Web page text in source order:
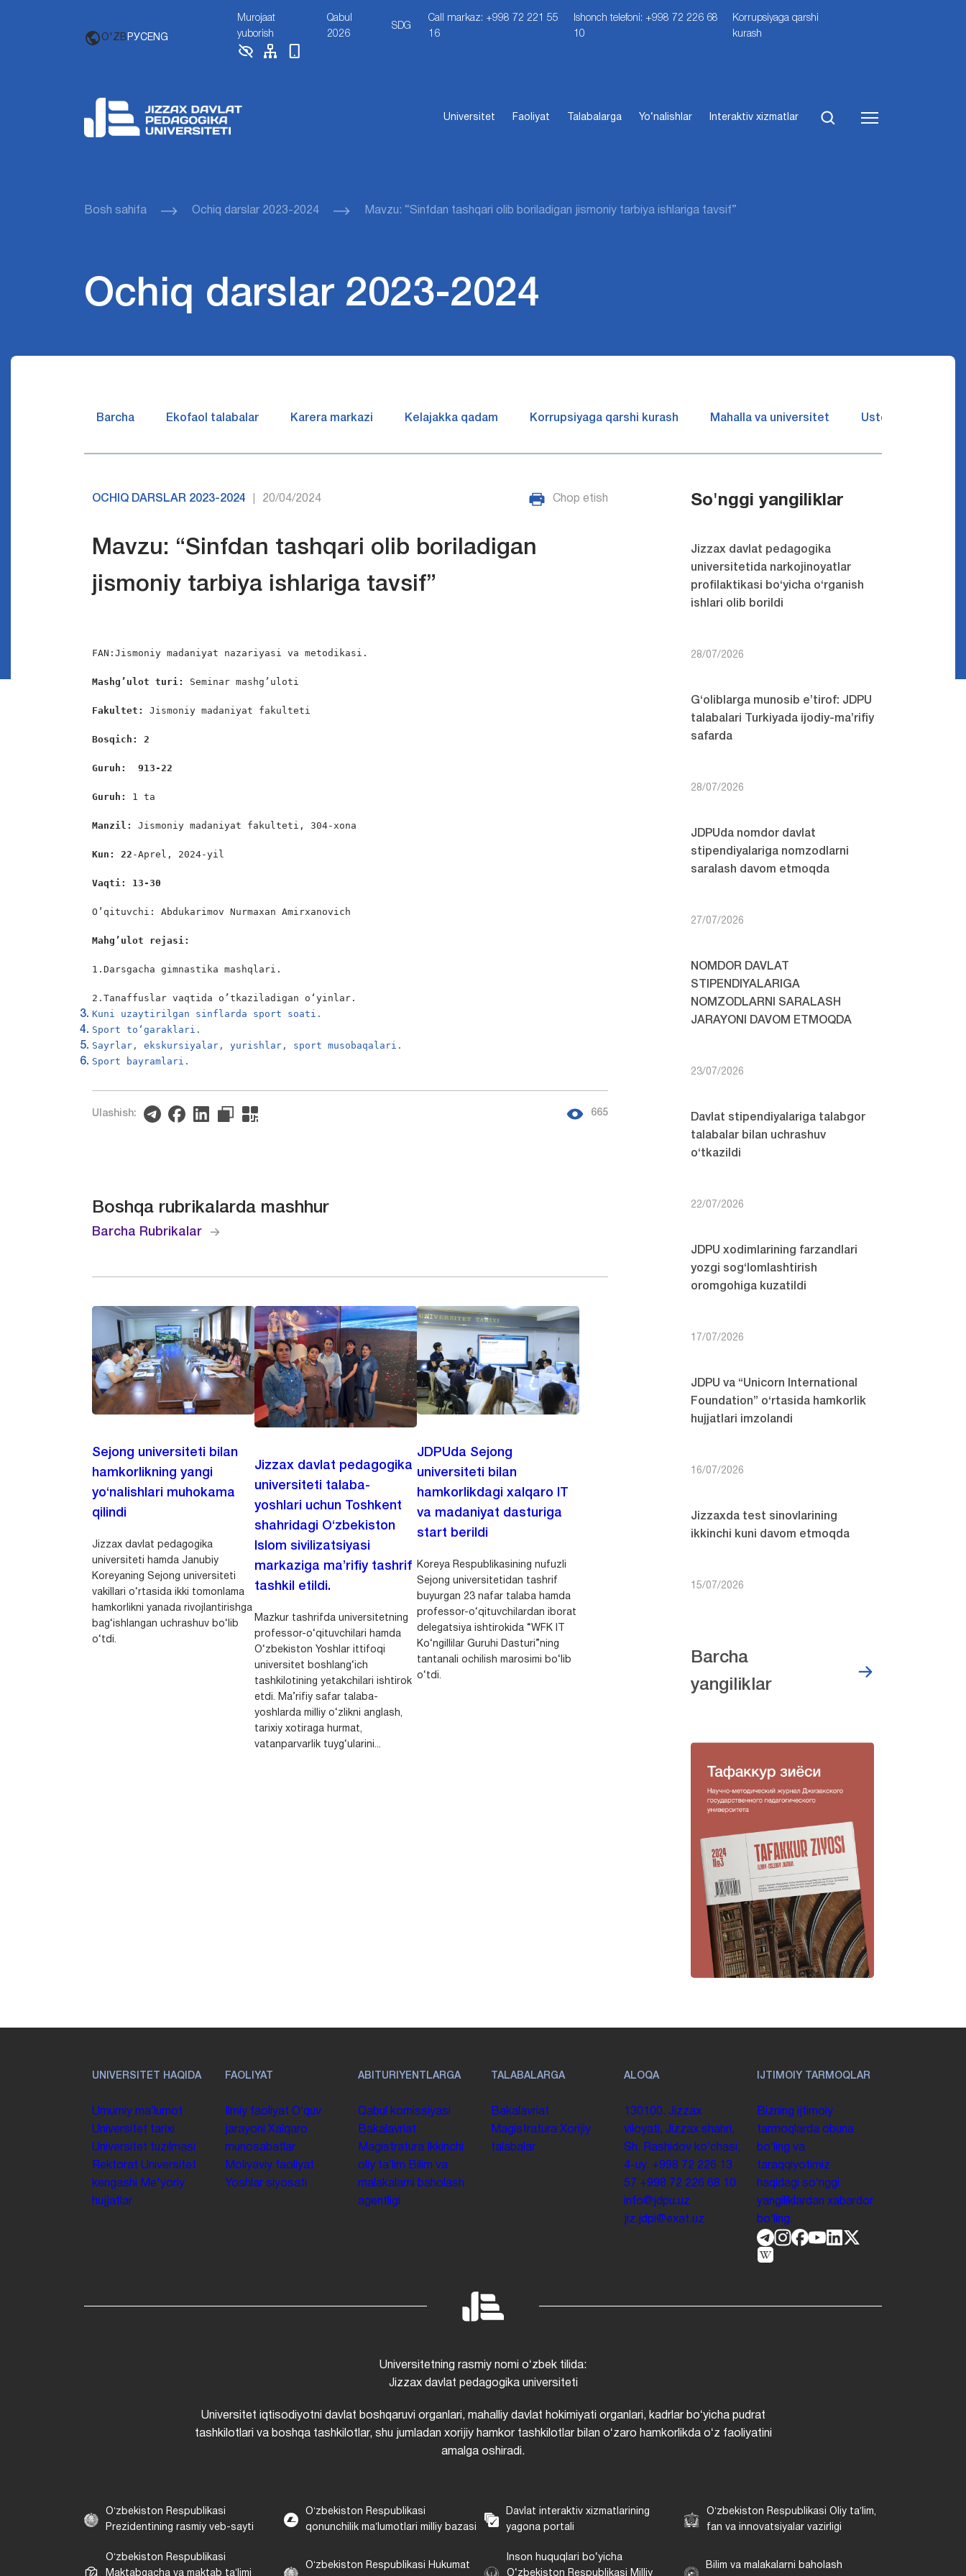
O'ZB РУСENG
Murojaat
yuborish
Qabul
2026
SDG
Call markaz: +998 72 221 55
16
Ishonch telefoni: +998 72 226 68
10
Korrupsiyaga qarshi
kurash
Universitet Faoliyat Talabalarga Yo‘nalishlar Interaktiv xizmatlar
Bosh sahifa Ochiq darslar 2023-2024 Mavzu: “Sinfdan tashqari olib boriladigan jismoniy tarbiya ishlariga tavsif”
Ochiq darslar 2023-2024
Barcha Ekofaol talabalar Karera markazi Kelajakka qadam Korrupsiyaga qarshi kurash Mahalla va universitet Ustozlar suhbatin
OCHIQ DARSLAR 2023-2024 20/04/2024 Chop etish
Mavzu: “Sinfdan tashqari olib boriladigan
jismoniy tarbiya ishlariga tavsif”
FAN:Jismoniy madaniyat nazariyasi va metodikasi.
Mashg’ulot turi: Seminar mashg’uloti
Fakultet: Jismoniy madaniyat fakulteti
Bosqich: 2
Guruh:  913-22
Guruh: 1 ta
Manzil: Jismoniy madaniyat fakulteti, 304-xona
Kun: 22 -Aprel, 2024-yil
Vaqti: 13-30
O’qituvchi: Abdukarimov Nurmaxan Amirxanovich
Mahg’ulot rejasi:
1.Darsgacha gimnastika mashqlari.
2.Tanaffuslar vaqtida o’tkaziladigan o‘yinlar.
Kuni uzaytirilgan sinflarda sport soati.
Sport to‘garaklari.
Sayrlar, ekskursiyalar, yurishlar, sport musobaqalari.
Sport bayramlari.
Ulashish: 665
Boshqa rubrikalarda mashhur
Barcha Rubrikalar
Sejong universiteti bilan
hamkorlikning yangi
yo‘nalishlari muhokama
qilindi
Jizzax davlat pedagogika
universiteti hamda Janubiy
Koreyaning Sejong universiteti
vakillari o‘rtasida ikki tomonlama
hamkorlikni yanada rivojlantirishga
bag‘ishlangan uchrashuv bo‘lib
o‘tdi.
Jizzax davlat pedagogika
universiteti talaba-
yoshlari uchun Toshkent
shahridagi O‘zbekiston
Islom sivilizatsiyasi
markaziga ma’rifiy tashrif
tashkil etildi.
Mazkur tashrifda universitetning
professor-o‘qituvchilari hamda
O‘zbekiston Yoshlar ittifoqi
universitet boshlang‘ich
tashkilotining yetakchilari ishtirok
etdi. Ma’rifiy safar talaba-
yoshlarda milliy o‘zlikni anglash,
tarixiy xotiraga hurmat,
vatanparvarlik tuyg‘ularini...
JDPUda Sejong
universiteti bilan
hamkorlikdagi xalqaro IT
va madaniyat dasturiga
start berildi
Koreya Respublikasining nufuzli
Sejong universitetidan tashrif
buyurgan 23 nafar talaba hamda
professor-o‘qituvchilardan iborat
delegatsiya ishtirokida “WFK IT
Ko‘ngillilar Guruhi Dasturi”ning
tantanali ochilish marosimi bo‘lib
o‘tdi.
So'nggi yangiliklar
Jizzax davlat pedagogika
universitetida narkojinoyatlar
profilaktikasi bo‘yicha o‘rganish
ishlari olib borildi
28/07/2026
G‘oliblarga munosib e’tirof: JDPU
talabalari Turkiyada ijodiy-ma’rifiy
safarda
28/07/2026
JDPUda nomdor davlat
stipendiyalariga nomzodlarni
saralash davom etmoqda
27/07/2026
NOMDOR DAVLAT
STIPENDIYALARIGA
NOMZODLARNI SARALASH
JARAYONI DAVOM ETMOQDA
23/07/2026
Davlat stipendiyalariga talabgor
talabalar bilan uchrashuv
o‘tkazildi
22/07/2026
JDPU xodimlarining farzandlari
yozgi sog‘lomlashtirish
oromgohiga kuzatildi
17/07/2026
JDPU va “Unicorn International
Foundation” o‘rtasida hamkorlik
hujjatlari imzolandi
16/07/2026
Jizzaxda test sinovlarining
ikkinchi kuni davom etmoqda
15/07/2026
Barcha
yangiliklar
UNIVERSITET HAQIDA
Umumiy maʼlumot
Universitet tarixi
Universitet tuzilmasi
Rektorat Universitet
kengashi
Me'yoriy
hujjatlar
FAOLIYAT
Ilmiy faoliyat Oʻquv
jarayoni Xalqaro
munosabatlar
Moliyaviy faoliyat
Yoshlar siyosati
ABITURIYENTLARGA
Qabul komissiyasi
Bakalavriat
Magistratura
Ikkinchi
oliy taʼlim Bilim va
malakalarni baholash
agentligi
TALABALARGA
Bakalavriat
Magistratura Xorijiy
talabalar
ALOQA
130100. Jizzax
viloyati, Jizzax shahri,
Sh. Rashidov koʻchasi,
4-uy. +998 72 226 13
57 +998 72 226 68 10
info@jdpu.uz
jiz.jdpi@exat.uz
IJTIMOIY TARMOQLAR
Bizning ijtimoiy
tarmoqlarda obuna
boʻling va
taraqqiyotimiz
haqidagi soʻnggi
yangiliklardan xabardor
boʻling.
Universitetning rasmiy nomi oʻzbek tilida:
Jizzax davlat pedagogika universiteti
Universitet iqtisodiyotni davlat boshqaruvi organlari, mahalliy davlat hokimiyati organlari, kadrlar boʻyicha pudrat
tashkilotlari va boshqa tashkilotlar, shu jumladan xorijiy hamkor tashkilotlar bilan oʻzaro hamkorlikda oʻz faoliyatini
amalga oshiradi.
Oʻzbekiston Respublikasi
Prezidentining rasmiy veb-sayti
Oʻzbekiston Respublikasi
qonunchilik maʼlumotlari milliy bazasi
Davlat interaktiv xizmatlarining
yagona portali
Oʻzbekiston Respublikasi Oliy taʼlim,
fan va innovatsiyalar vazirligi
Oʻzbekiston Respublikasi
Maktabgacha va maktab taʼlimi
Oʻzbekiston Respublikasi Hukumat
Inson huquqlari bo‘yicha
O‘zbekiston Respublikasi Milliy
Bilim va malakalarni baholash